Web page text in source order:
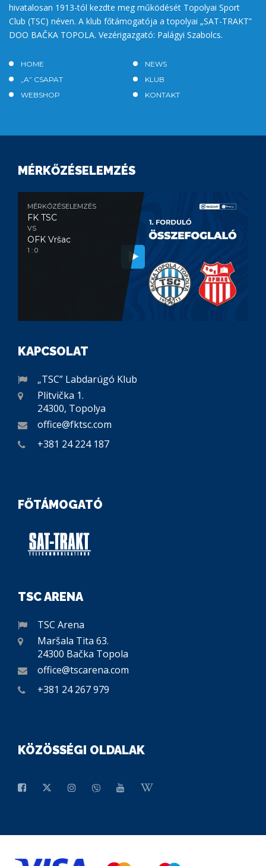
hivatalosan 1913-tól kezdte meg működését Topolyai Sport
Club (TSC) néven. A klub főtámogatója a topolyai „SAT-TRAKT”
DOO BAČKA TOPOLA. Vezérigazgató: Palágyi Szabolcs.
HOME
NEWS
„A” CSAPAT
KLUB
WEBSHOP
KONTAKT
MÉRKŐZÉSELEMZÉS
MÉRKŐZÉSELEMZÉS
FK TSC
VS
OFK Vršac
1 : 0
KAPCSOLAT
„TSC” Labdarúgó Klub
Plitvička 1.
24300, Topolya
office@fktsc.com
+381 24 224 187
FŐTÁMOGATÓ
TSC ARENA
TSC Arena
Maršala Tita 63.
24300 Bačka Topola
office@tscarena.com
+381 24 267 979
KÖZÖSSÉGI OLDALAK